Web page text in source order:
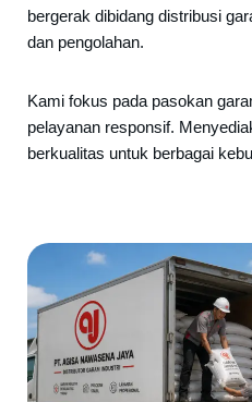
bergerak dibidang distribusi
dan pengolahan.
Kami fokus pada pasokan
pelayanan responsif.
berkualitas untuk berbagai